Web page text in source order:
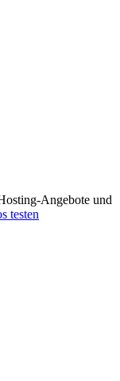
Angebote und
testen